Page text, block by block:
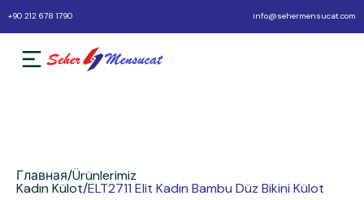
+90 212 678 1790 info@sehermensucat.com
Главная/Ürünlerimiz
Kadın Külot/ELT2711 Elit Kadın Bambu Düz Bikini Külot